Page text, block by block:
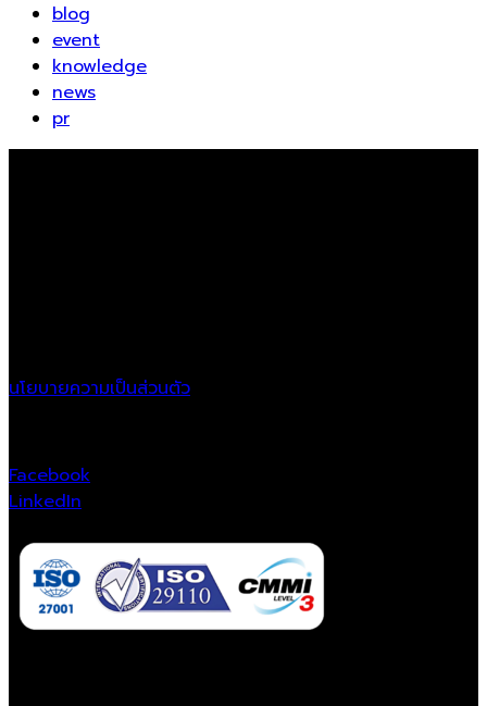
blog
event
knowledge
news
pr
นโยบายความเป็นส่วนตัว
Facebook
LinkedIn